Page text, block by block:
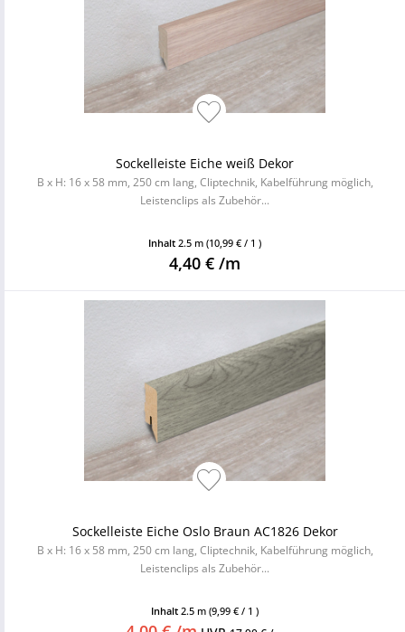
Sockelleiste Eiche weiß Dekor
B x H: 16 x 58 mm, 250 cm lang, Cliptechnik, Kabelführung möglich,
Leistenclips als Zubehör...
Inhalt 2.5 m (10,99 € / 1 )
4,40 € /m
Sockelleiste Eiche Oslo Braun AC1826 Dekor
B x H: 16 x 58 mm, 250 cm lang, Cliptechnik, Kabelführung möglich,
Leistenclips als Zubehör...
Inhalt 2.5 m (9,99 € / 1 )